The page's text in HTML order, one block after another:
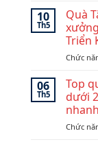
bình
luận
ở
Mưa
Kinh
Nghiệm
Chọn
Ô
Bền
Đẹp,
10
Th5
Quà
Triển
Chức
06
Th5
Top
dưới
nhanh
Chức